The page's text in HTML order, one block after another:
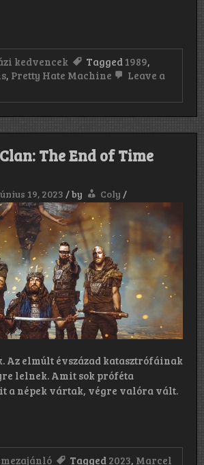
kedvencek Tagged 1989,
, Pretty Hate Machine
Leave a
The End of Time
19, 2023 /by Coly /
Az elmúlt évszázad katasztrófáinak
lelnek. Amit sok próféta
a népek vártak, végre valóra vált.
Tagged 2023, Marcel